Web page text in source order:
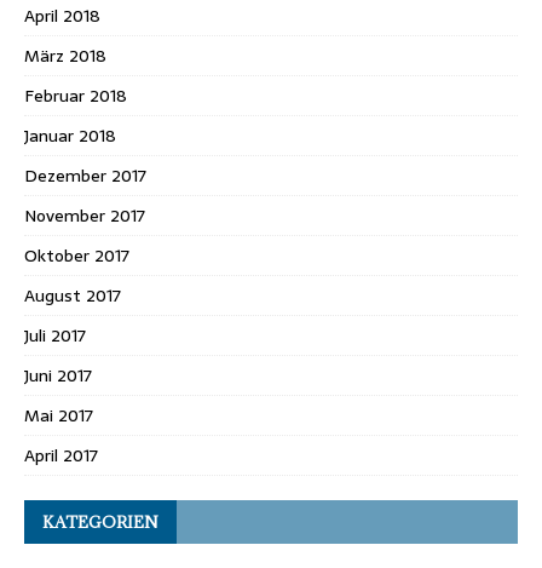
April 2018
März 2018
Februar 2018
Januar 2018
Dezember 2017
November 2017
Oktober 2017
August 2017
Juli 2017
Juni 2017
Mai 2017
April 2017
KATEGORIEN